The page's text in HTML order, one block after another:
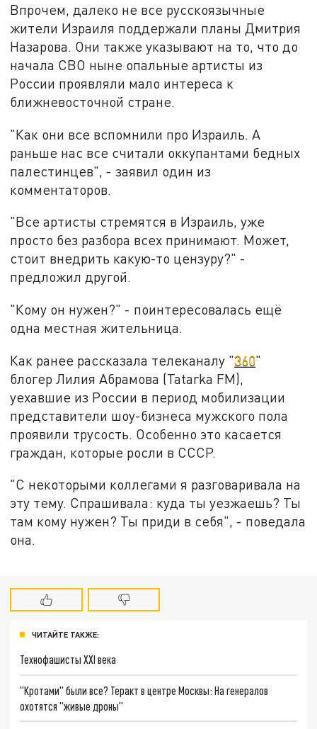
Впрочем, далеко не все русскоязычные
жители Израиля поддержали планы Дмитрия
Назарова. Они также указывают на то, что до
начала СВО ныне опальные артисты из
России проявляли мало интереса к
ближневосточной стране.
"Как они все вспомнили про Израиль. А
раньше нас все считали оккупантами бедных
палестинцев", - заявил один из
комментаторов.
"Все артисты стремятся в Израиль, уже
просто без разбора всех принимают. Может,
стоит внедрить какую-то цензуру?" -
предложил другой.
"Кому он нужен?" - поинтересовалась ещё
одна местная жительница.
Как ранее рассказала телеканалу "360"
блогер Лилия Абрамова (Tatarka FM),
уехавшие из России в период мобилизации
представители шоу-бизнеса мужского пола
проявили трусость. Особенно это касается
граждан, которые росли в СССР.
"С некоторыми коллегами я разговаривала на
эту тему. Спрашивала: куда ты уезжаешь? Ты
там кому нужен? Ты приди в себя", - поведала
она.
ЧИТАЙТЕ ТАКЖЕ:
Технофашисты XXI века
"Кротами" были все? Теракт в центре Москвы: На генералов
охотятся "живые дроны"